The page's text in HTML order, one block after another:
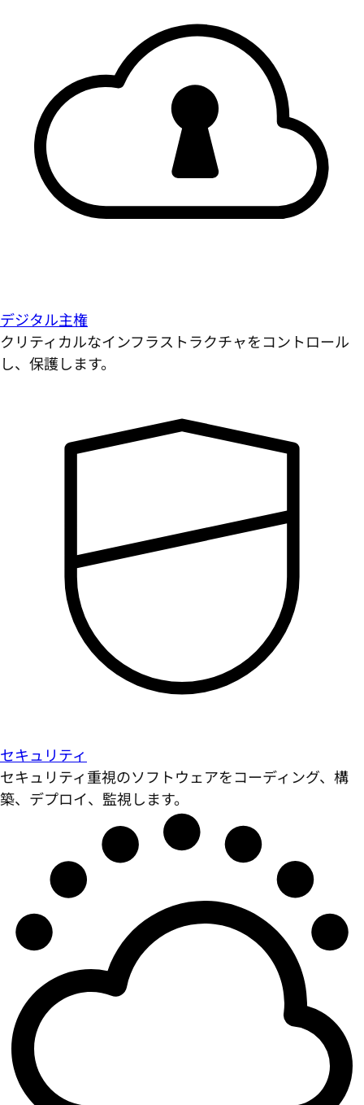
デジタル主権
クリティカルなインフラストラクチャをコントロール
し、保護します。
セキュリティ
セキュリティ重視のソフトウェアをコーディング、構
築、デプロイ、監視します。